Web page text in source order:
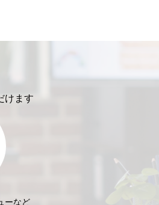
けます
ーなど